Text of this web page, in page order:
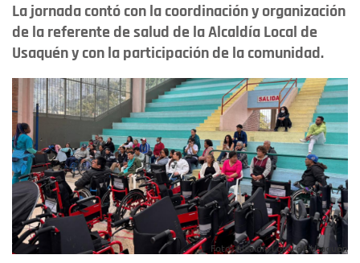
La jornada contó con la coordinación y organización
de la referente de salud de la Alcaldía Local de
Usaquén y con la participación de la comunidad.
Foto: Alcaldía Local de Usaquén